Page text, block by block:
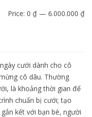
Price: 0 ₫ — 6.000.000 ₫
cưới dành cho cô
cô dâu. Thường
là khoảng thời gian để
chuẩn bị cưới; tạo
kết với bạn bè, người